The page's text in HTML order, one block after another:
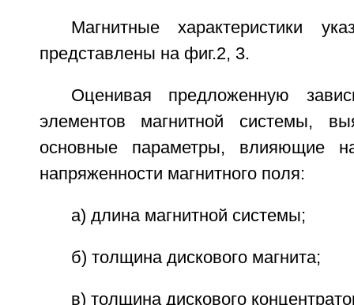
Магнитные характеристики
представлены на фиг.2, 3.
Оценивая предложенную
элементов магнитной системы,
основные параметры, влияющие
напряженности магнитного поля:
а) длина магнитной системы;
б) толщина дискового магнита;
в) толщина дискового